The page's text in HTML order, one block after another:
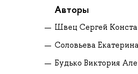
Авторы
Швец Сергей
Соловьева
Будько Виктория